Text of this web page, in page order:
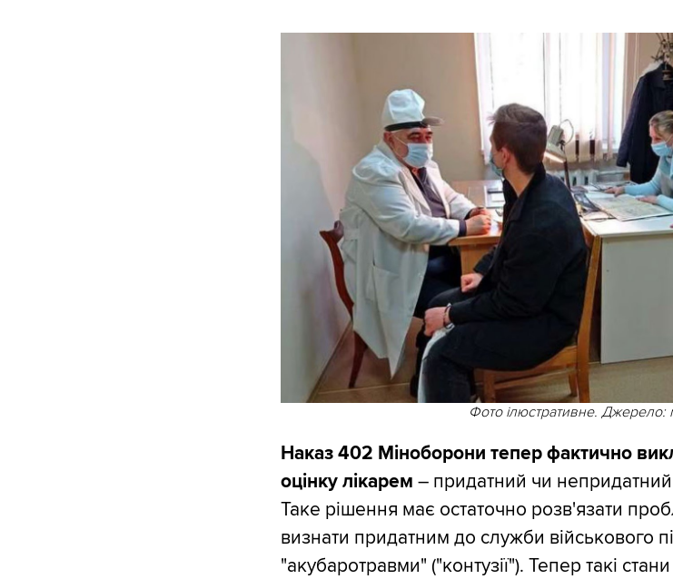
Фото ілюстративне. Джерело:
Наказ 402 Міноборони тепер фактично
оцінку лікарем – придатний чи
Таке рішення має остаточно розв'язати
визнати придатним до служби військового
"акубаротравми" ("контузії"). Тепер такі